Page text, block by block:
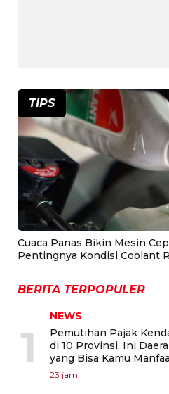
TIPS
Cuaca Panas Bikin Mesin
Pentingnya Kondisi Coolant
BERITA TERPOPULER
1
NEWS
Pemutihan Pajak
di 10 Provinsi, Ini
yang Bisa Kamu
23 jam